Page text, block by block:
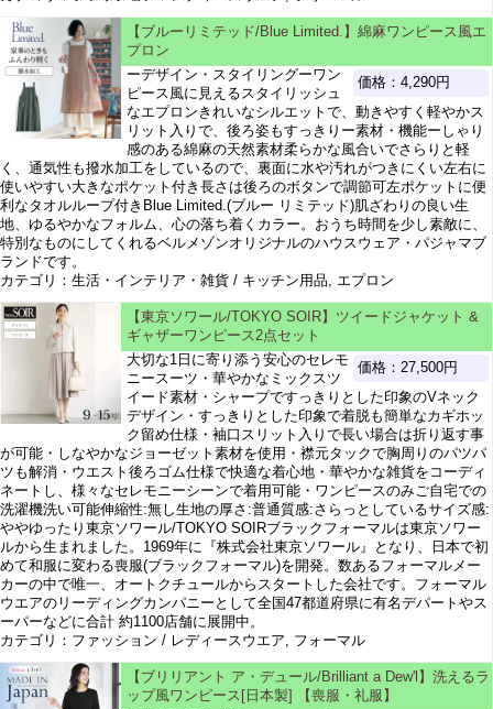
【ブルーリミテッド/Blue Limited.】綿麻ワンピース風エ
プロン
価格：4,290円
ーデザイン・スタイリングーワン
ピース風に見えるスタイリッシュ
なエプロンきれいなシルエットで、動きやすく軽やかス
リット入りで、後ろ姿もすっきりー素材・機能ーしゃり
感のある綿麻の天然素材柔らかな風合いでさらりと軽
く、通気性も撥水加工をしているので、裏面に水や汚れがつきにくい左右に
使いやすい大きなポケット付き長さは後ろのボタンで調節可左ポケットに便
利なタオルループ付きBlue Limited.(ブルー リミテッド)肌ざわりの良い生
地、ゆるやかなフォルム、心の落ち着くカラー。おうち時間を少し素敵に、
特別なものにしてくれるベルメゾンオリジナルのハウスウェア・パジャマブ
ランドです。
カテゴリ：生活・インテリア・雑貨 / キッチン用品, エプロン
【東京ソワール/TOKYO SOIR】ツイードジャケット &
ギャザーワンピース2点セット
価格：27,500円
大切な1日に寄り添う安心のセレモ
ニースーツ・華やかなミックスツ
イード素材・シャープですっきりとした印象のVネック
デザイン・すっきりとした印象で着脱も簡単なカギホッ
ク留め仕様・袖口スリット入りで長い場合は折り返す事
が可能・しなやかなジョーゼット素材を使用・襟元タックで胸周りのパツパ
ツも解消・ウエスト後ろゴム仕様で快適な着心地・華やかな雑貨をコーディ
ネートし、様々なセレモニーシーンで着用可能・ワンピースのみご自宅での
洗濯機洗い可能伸縮性:無し生地の厚さ:普通質感:さらっとしているサイズ感:
ややゆったり東京ソワール/TOKYO SOIRブラックフォーマルは東京ソワー
ルから生まれました。1969年に『株式会社東京ソワール』となり、日本で初
めて和服に変わる喪服(ブラックフォーマル)を開発。数あるフォーマルメー
カーの中で唯一、オートクチュールからスタートした会社です。フォーマル
ウエアのリーディングカンパニーとして全国47都道府県に有名デパートやス
ーパーなどに合計 約1100店舗に展開中。
カテゴリ：ファッション / レディースウエア, フォーマル
【ブリリアント ア・デュール/Brilliant a Dew'l】洗えるラ
ップ風ワンピース[日本製] 【喪服・礼服】